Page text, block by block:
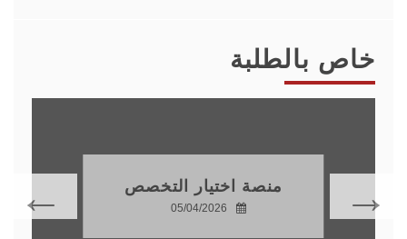
خاص بالطلبة
منصة اختيار التخصص
05/04/2026